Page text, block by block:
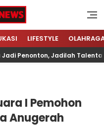
Terpercaya
LIFESTYLE
Jadilah Talenta
I Pemohon
Anugerah